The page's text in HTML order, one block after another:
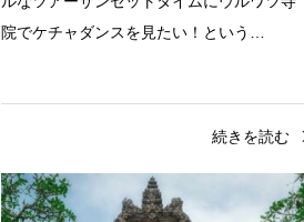
院でケチャダンスを見たい！という…
続きを読む
ウルワツ寺院